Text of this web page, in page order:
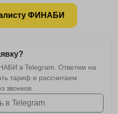
ФИНАБИ
в Telegram. Ответим на
тариф и рассчитаем
звонков.
в Telegram